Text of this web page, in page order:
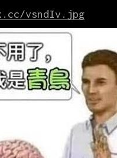
vsndIv.jpg